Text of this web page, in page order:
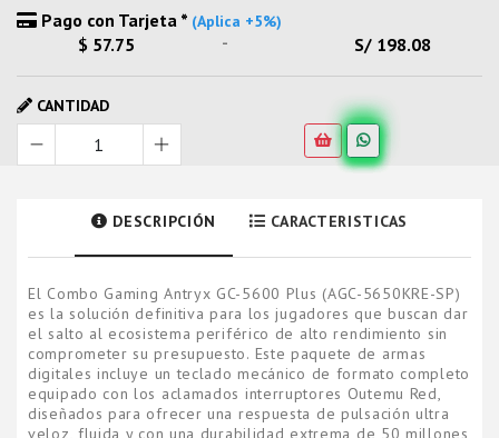
Pago con Tarjeta * (Aplica +5%)
$ 57.75 - S/ 198.08
CANTIDAD
DESCRIPCIÓN CARACTERISTICAS
El Combo Gaming Antryx GC-5600 Plus (AGC-5650KRE-SP)
es la solución definitiva para los jugadores que buscan dar
el salto al ecosistema periférico de alto rendimiento sin
comprometer su presupuesto. Este paquete de armas
digitales incluye un teclado mecánico de formato completo
equipado con los aclamados interruptores Outemu Red,
diseñados para ofrecer una respuesta de pulsación ultra
veloz, fluida y con una durabilidad extrema de 50 millones